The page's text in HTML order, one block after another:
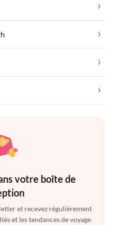
votre boîte de
et recevez régulièrement
et les tendances de voyage